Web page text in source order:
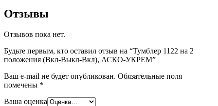
Отзывы
Отзывов пока нет.
Будьте первым, кто оставил отзыв на “Тумблер 1122 на 2
положения (Вкл-Выкл-Вкл), АСКО-УКРЕМ”
Ваш e-mail не будет опубликован. Обязательные поля
помечены *
Ваша оценка